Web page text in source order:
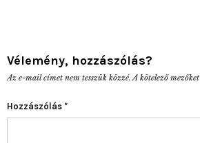
Vélemény, hozzászólás?
Az e-mail címet nem tesszük közzé. A kötelező mezőket
Hozzászólás *